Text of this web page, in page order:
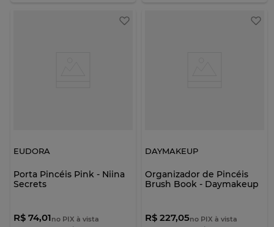
EUDORA
Porta Pincéis Pink - Niina
Secrets
R$ 74,01no PIX à vista
DAYMAKEUP
Organizador de Pincéis
Brush Book - Daymakeup
R$ 227,05no PIX à vista